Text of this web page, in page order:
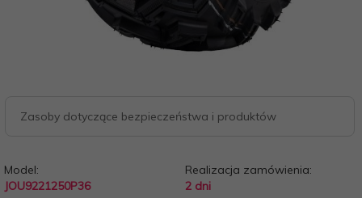
Zasoby dotyczące bezpieczeństwa i produktów
Model:
JOU9221250P36
Realizacja zamówienia:
2 dni